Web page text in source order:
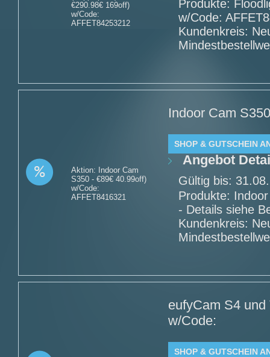
€290.98€ 169off)
w/Code:
AFFET84253212
Produkte:
w/Code:
Kundenkreis:
Aktion: Indoor Cam
S350 - €89€ 40.99off)
w/Code:
AFFET8416321
Indoor Cam
SHOP & GUTSCHEIN
Angebot
Gültig bis:
Produkte:
- Details siehe
Kundenkreis:
eufyCam S4
w/Code:
SHOP & GUTSCHEIN